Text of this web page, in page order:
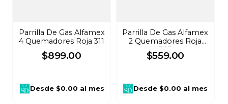
Parrilla De Gas Alfamex
4 Quemadores Roja 311
$899.00
Desde$0.00 al mes
Parrilla De Gas Alfamex
2 Quemadores Roja
303
$559.00
Desde $0.00 al mes